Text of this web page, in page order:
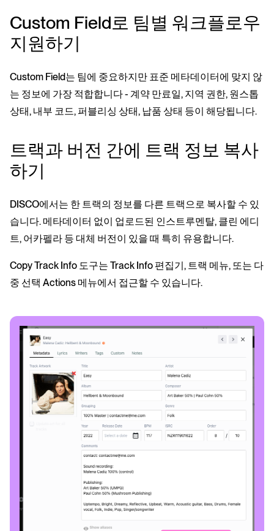
Custom Field로 팀별 워크플로우
지원하기
Custom Field는 팀에 중요하지만 표준 메타데이터에 맞지 않
는 정보에 가장 적합합니다 - 계약 만료일, 지역 권한, 원스톱
상태, 내부 코드, 퍼블리싱 상태, 납품 상태 등이 해당됩니다.
트랙과 버전 간에 트랙 정보 복사
하기
DISCO에서는 한 트랙의 정보를 다른 트랙으로 복사할 수 있
습니다. 메타데이터 없이 업로드된 인스트루멘탈, 클린 에디
트, 어카펠라 등 대체 버전이 있을 때 특히 유용합니다.
Copy Track Info 도구는 Track Info 편집기, 트랙 메뉴, 또는 다
중 선택 Actions 메뉴에서 접근할 수 있습니다.